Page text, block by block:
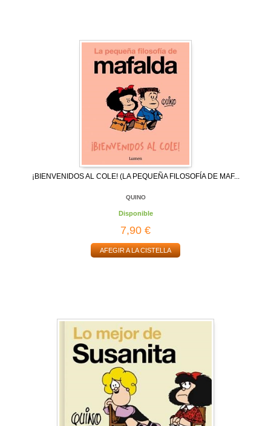
¡BIENVENIDOS AL COLE! (LA PEQUEÑA FILOSOFÍA DE MAF...
QUINO
Disponible
7,90 €
AFEGIR A LA CISTELLA